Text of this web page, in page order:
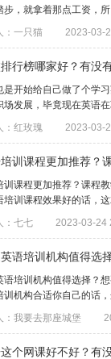
步，就拿着那点工资，
：一只猫
2023-03-
行榜哪家好？有没
是开始给自己做了个学
场发展，毕竟现在英语
：红玫瑰
2023-03-
训课程更加推荐？
训课程更加推荐？课程
培训课程效果好的话，
：七七
2023-03-24
英语培训机构值得选
语培训机构值得选择？
训机构合适你自己的话
：我要去那座城堡
个网课好不好？有